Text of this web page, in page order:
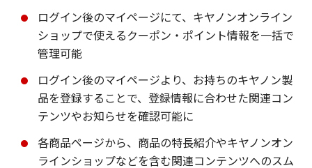
ログイン後のマイページにて、キヤノンオンライン
ショップで使えるクーポン・ポイント情報を一括で
管理可能
ログイン後のマイページより、お持ちのキヤノン製
品を登録することで、登録情報に合わせた関連コン
テンツやお知らせを確認可能に
各商品ページから、商品の特長紹介やキヤノンオン
ラインショップなどを含む関連コンテンツへのスム